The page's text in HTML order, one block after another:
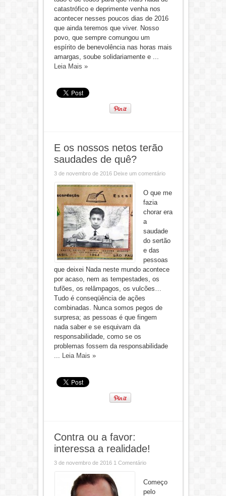
catastrófico e deprimente venha nos
acontecer nesses poucos dias de 2016
que ainda teremos que viver. Nosso
povo, que sempre comungou um
espírito de benevolência nas horas mais
amargas, soube solidariamente e ...
Leia Mais »
E os nossos netos terão
saudades de quê?
3 de novembro de 2016 Deixe um comentário
O que me
fazia
chorar era
a
saudade
do sertão
e das
pessoas
que deixei Nada neste mundo acontece
por acaso, nem as tempestades, os
tufões, os relâmpagos, os vulcões…
Tudo é conseqüência de ações
combinadas. Nunca somos pegos de
surpresa; as pessoas é que fingem
nada saber e se esquivam da
responsabilidade, como se os
problemas fossem da responsabilidade
... Leia Mais »
Contra ou a favor:
interessa a realidade!
3 de novembro de 2016 1 Comentário
Começo
pelo